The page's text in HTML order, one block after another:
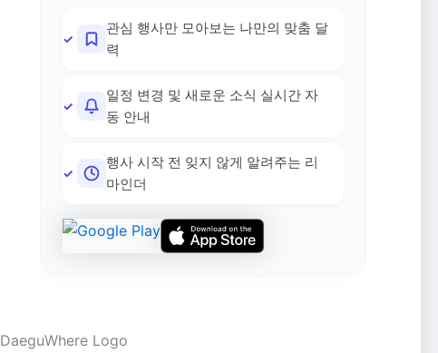
관심 행사만 모아보는 나만의 맞춤 달
력
일정 변경 및 새로운 소식 실시간 자
동 안내
행사 시작 전 잊지 않게 알려주는 리
마인더